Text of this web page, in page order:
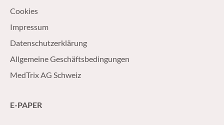
Cookies
Impressum
Datenschutzerklärung
Allgemeine Geschäftsbedingungen
MedTrix AG Schweiz
E-PAPER